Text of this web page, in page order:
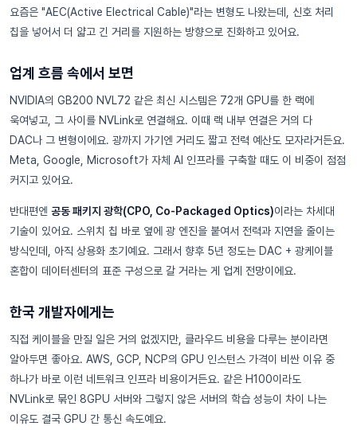
요즘은 "AEC(Active Electrical Cable)"라는 변형도 나왔는데, 신호 처리
칩을 넣어서 더 얇고 긴 거리를 지원하는 방향으로 진화하고 있어요.
업계 흐름 속에서 보면
NVIDIA의 GB200 NVL72 같은 최신 시스템은 72개 GPU를 한 랙에
욱여넣고, 그 사이를 NVLink로 연결해요. 이때 랙 내부 연결은 거의 다
DAC나 그 변형이에요. 광까지 가기엔 거리도 짧고 전력 예산도 모자라거든요.
Meta, Google, Microsoft가 자체 AI 인프라를 구축할 때도 이 비중이 점점
커지고 있어요.
반대편엔 공동 패키지 광학(CPO, Co-Packaged Optics)이라는 차세대
기술이 있어요. 스위치 칩 바로 옆에 광 엔진을 붙여서 전력과 지연을 줄이는
방식인데, 아직 상용화 초기예요. 그래서 향후 5년 정도는 DAC + 광케이블
혼합이 데이터센터의 표준 구성으로 갈 거라는 게 업계 전망이에요.
한국 개발자에게는
직접 케이블을 만질 일은 거의 없겠지만, 클라우드 비용을 다루는 분이라면
알아두면 좋아요. AWS, GCP, NCP의 GPU 인스턴스 가격이 비싼 이유 중
하나가 바로 이런 네트워크 인프라 비용이거든요. 같은 H100이라도
NVLink로 묶인 8GPU 서버와 그렇지 않은 서버의 학습 성능이 차이 나는
이유도 결국 GPU 간 통신 속도예요.